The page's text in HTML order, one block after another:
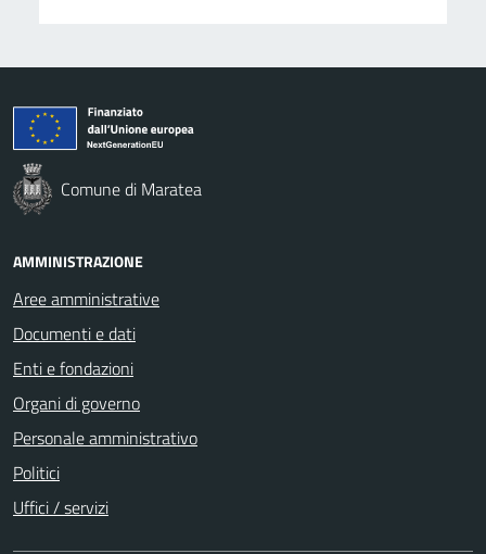
Comune di Maratea
AMMINISTRAZIONE
Aree amministrative
Documenti e dati
Enti e fondazioni
Organi di governo
Personale amministrativo
Politici
Uffici / servizi